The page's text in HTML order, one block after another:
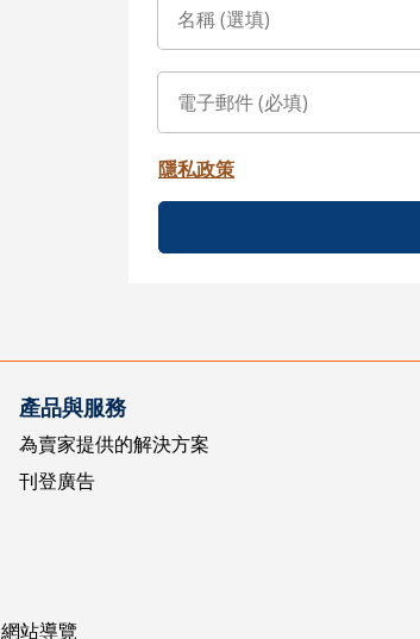
隱私政策
產品與服務
為賣家提供的解決方案
刊登廣告
網站導覽